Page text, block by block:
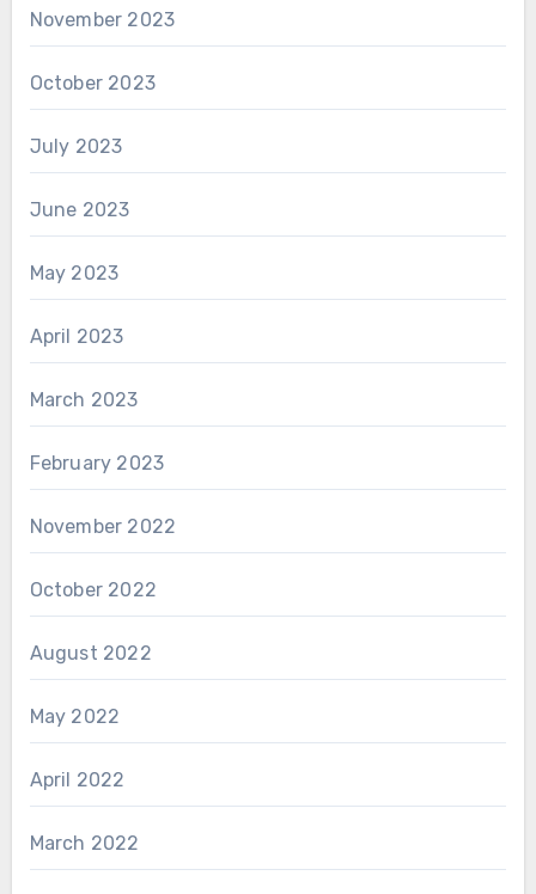
November 2023
October 2023
July 2023
June 2023
May 2023
April 2023
March 2023
February 2023
November 2022
October 2022
August 2022
May 2022
April 2022
March 2022